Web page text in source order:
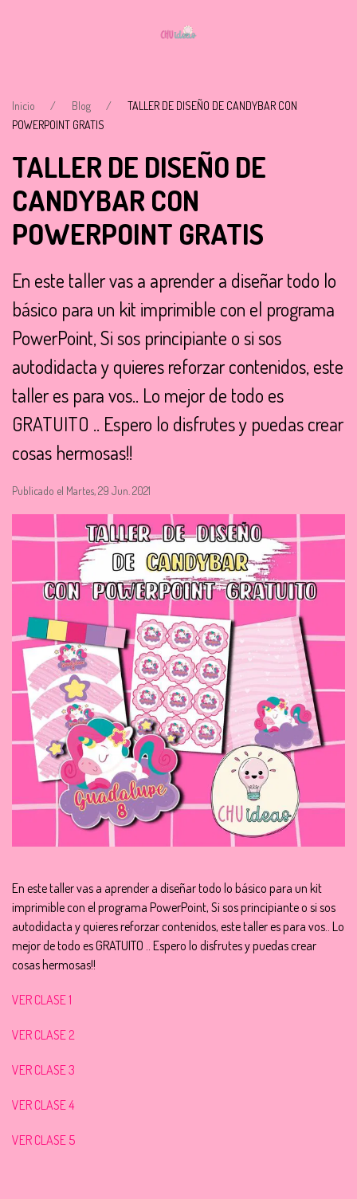
Inicio Blog
TALLER DE DISEÑO DE CANDYBAR CON
POWERPOINT GRATIS
TALLER DE DISEÑO DE
CANDYBAR CON
POWERPOINT GRATIS
En este taller vas a aprender a diseñar todo lo
básico para un kit imprimible con el programa
PowerPoint, Si sos principiante o si sos
autodidacta y quieres reforzar contenidos, este
taller es para vos.. Lo mejor de todo es
GRATUITO .. Espero lo disfrutes y puedas crear
cosas hermosas!!
Publicado el Martes, 29 Jun. 2021
En este taller vas a aprender a diseñar todo lo básico para un kit
imprimible con el programa PowerPoint, Si sos principiante o si sos
autodidacta y quieres reforzar contenidos, este taller es para vos.. Lo
mejor de todo es GRATUITO .. Espero lo disfrutes y puedas crear
cosas hermosas!!
VER CLASE 1
VER CLASE 2
VER CLASE 3
VER CLASE 4
VER CLASE 5